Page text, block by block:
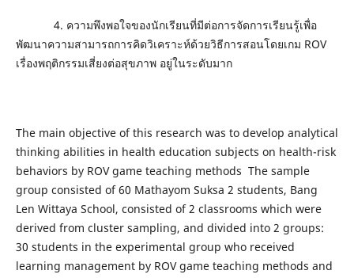
4. ความพึงพอใจของนักเรียนที่มีต่อการจัดการเรียนรู้เพื่อ
พัฒนาความสามารถการคิดวิเคราะห์ด้วยวิธีการสอนโดยเกม ROV
เรื่องพฤติกรรมเสี่ยงต่อสุขภาพ อยู่ในระดับมาก
The main objective of this research was to develop analytical
thinking abilities in health education subjects on health-risk
behaviors by ROV game teaching methods The sample
group consisted of 60 Mathayom Suksa 2 students, Bang
Len Wittaya School, consisted of 2 classrooms which were
derived from cluster sampling, and divided into 2 groups:
30 students in the experimental group who received
learning management by ROV game teaching methods and